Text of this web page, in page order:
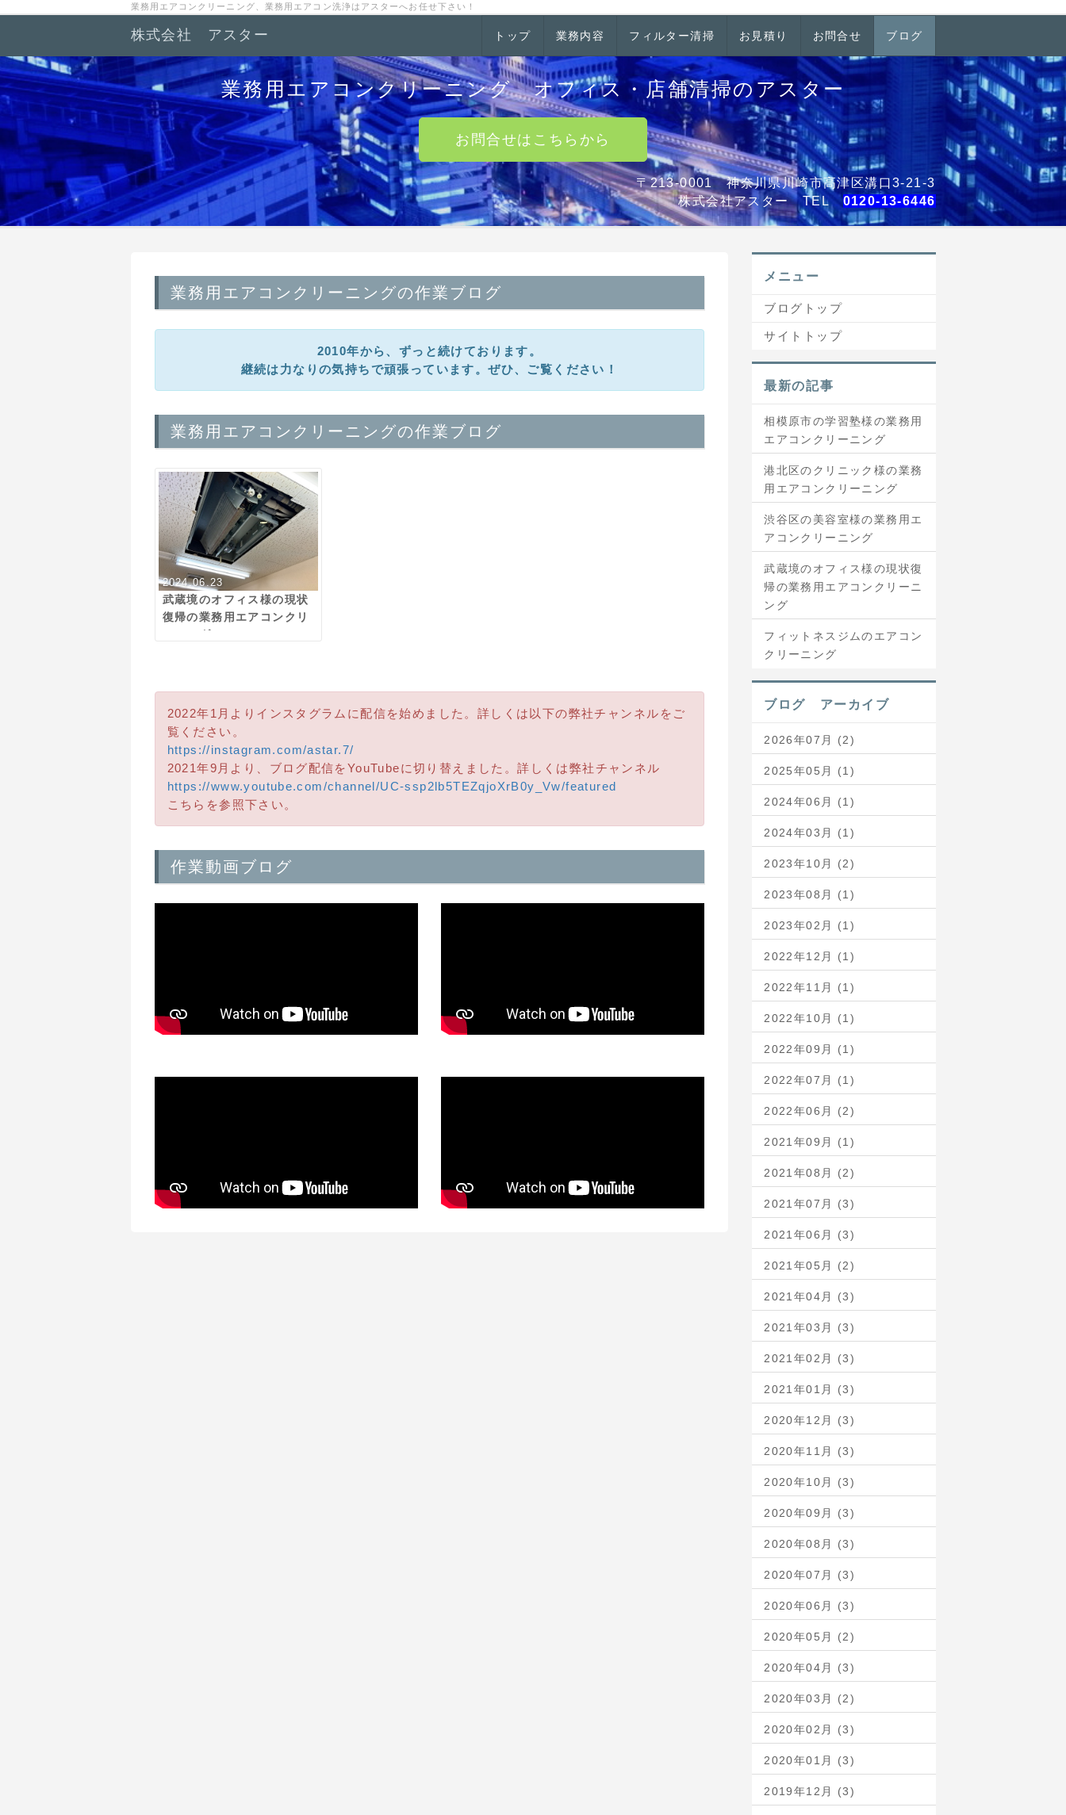
業務用エアコンクリーニング、業務用エアコン洗浄はアスターへお任せ下さい！
株式会社 アスター トップ 業務内容 フィルター清掃 お見積り お問合せ ブログ
業務用エアコンクリーニング オフィス・店舗清掃のアスター
お問合せはこちらから
〒213-0001 神奈川県川崎市高津区溝口3-21-3
株式会社アスター TEL0120-13-6446
業務用エアコンクリーニングの作業ブログ
2010年から、ずっと続けております。
継続は力なりの気持ちで頑張っています。ぜひ、ご覧ください！
業務用エアコンクリーニングの作業ブログ
2024.06.23
武蔵境のオフィス様の現状
復帰の業務用エアコンクリ
ーニング
2022年1月よりインスタグラムに配信を始めました。詳しくは以下の弊社チャンネルをご
覧ください。
https://instagram.com/astar.7/
2021年9月より、ブログ配信をYouTubeに切り替えました。詳しくは弊社チャンネル
https://www.youtube.com/channel/UC-ssp2lb5TEZqjoXrB0y_Vw/featured
こちらを参照下さい。
作業動画ブログ
メニュー
ブログトップ
サイトトップ
最新の記事
相模原市の学習塾様の業務用
エアコンクリーニング
港北区のクリニック様の業務
用エアコンクリーニング
渋谷区の美容室様の業務用エ
アコンクリーニング
武蔵境のオフィス様の現状復
帰の業務用エアコンクリーニ
ング
フィットネスジムのエアコン
クリーニング
ブログ アーカイブ
2026年07月 (2)
2025年05月 (1)
2024年06月 (1)
2024年03月 (1)
2023年10月 (2)
2023年08月 (1)
2023年02月 (1)
2022年12月 (1)
2022年11月 (1)
2022年10月 (1)
2022年09月 (1)
2022年07月 (1)
2022年06月 (2)
2021年09月 (1)
2021年08月 (2)
2021年07月 (3)
2021年06月 (3)
2021年05月 (2)
2021年04月 (3)
2021年03月 (3)
2021年02月 (3)
2021年01月 (3)
2020年12月 (3)
2020年11月 (3)
2020年10月 (3)
2020年09月 (3)
2020年08月 (3)
2020年07月 (3)
2020年06月 (3)
2020年05月 (2)
2020年04月 (3)
2020年03月 (2)
2020年02月 (3)
2020年01月 (3)
2019年12月 (3)